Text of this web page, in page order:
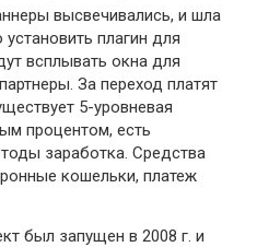
высвечивались, и шла
плагин для
всплывать окна для
За переход платят
5-уровневая
процентом, есть
заработка. Средства
кошельки, платеж
был запущен в 2008 г. и